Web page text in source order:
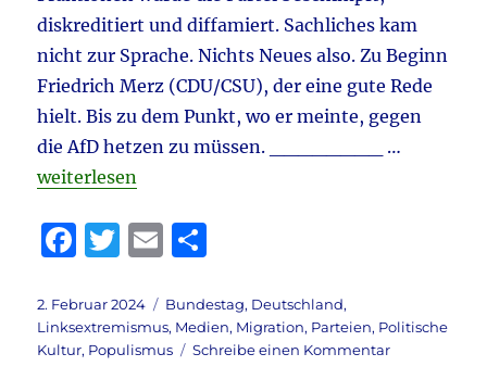
diskreditiert und diffamiert. Sachliches kam
nicht zur Sprache. Nichts Neues also. Zu Beginn
Friedrich Merz (CDU/CSU), der eine gute Rede
hielt. Bis zu dem Punkt, wo er meinte, gegen
die AfD hetzen zu müssen. ________ …
„Bundestag 31.1.2023 & Haushaltsdebatte 2024 &
weiterlesen
F
c
e
T
it
te
E
ai
l
le
n
Veröffentlicht
am
2. Februar 2024 Kategorien
Bundestag, Deutschland,
Linksextremismus, Medien, Migration, Parteien, Politische
Kultur, Populismus Schreibe einen Kommentarzu